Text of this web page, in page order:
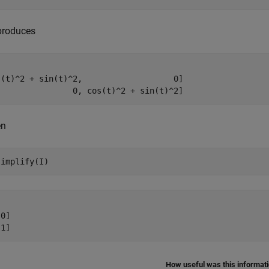
+ sin(t)^2,                   0]
0, cos(t)^2 + sin(t)^2]
How useful was this